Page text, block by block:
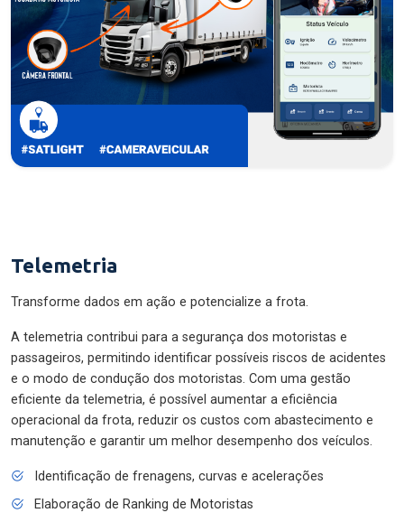
Telemetria
Transforme dados em ação e potencialize a frota.
A telemetria contribui para a segurança dos motoristas e
passageiros, permitindo identificar possíveis riscos de acidentes
e o modo de condução dos motoristas. Com uma gestão
eficiente da telemetria, é possível aumentar a eficiência
operacional da frota, reduzir os custos com abastecimento e
manutenção e garantir um melhor desempenho dos veículos.
Identificação de frenagens, curvas e acelerações
Elaboração de Ranking de Motoristas